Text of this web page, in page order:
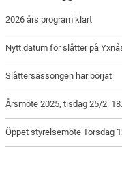
2026 års program klart
Nytt datum för slåtter på
Slåttersässongen har börjat
Årsmöte 2025, tisdag 25/2.
Öppet styrelsemöte Torsdag